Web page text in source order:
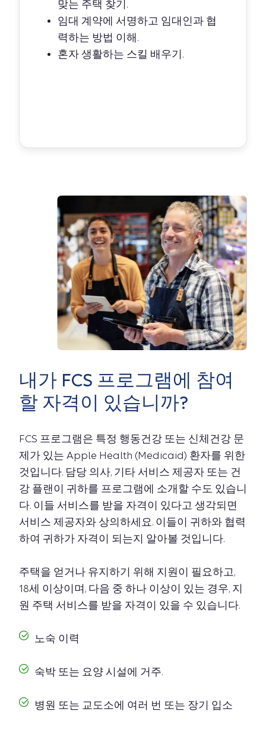
맞는 주택 찾기.
임대 계약에 서명하고 임대인과 협
력하는 방법 이해.
혼자 생활하는 스킬 배우기.
내가 FCS 프로그램에 참여
할 자격이 있습니까?
FCS 프로그램은 특정 행동건강 또는 신체건강 문
제가 있는 Apple Health (Medicaid) 환자를 위한
것입니다. 담당 의사, 기타 서비스 제공자 또는 건
강 플랜이 귀하를 프로그램에 소개할 수도 있습니
다. 이들 서비스를 받을 자격이 있다고 생각되면
서비스 제공자와 상의하세요. 이들이 귀하와 협력
하여 귀하가 자격이 되는지 알아볼 것입니다.
주택을 얻거나 유지하기 위해 지원이 필요하고,
18세 이상이며, 다음 중 하나 이상이 있는 경우, 지
원 주택 서비스를 받을 자격이 있을 수 있습니다.
노숙 이력
숙박 또는 요양 시설에 거주.
병원 또는 교도소에 여러 번 또는 장기 입소